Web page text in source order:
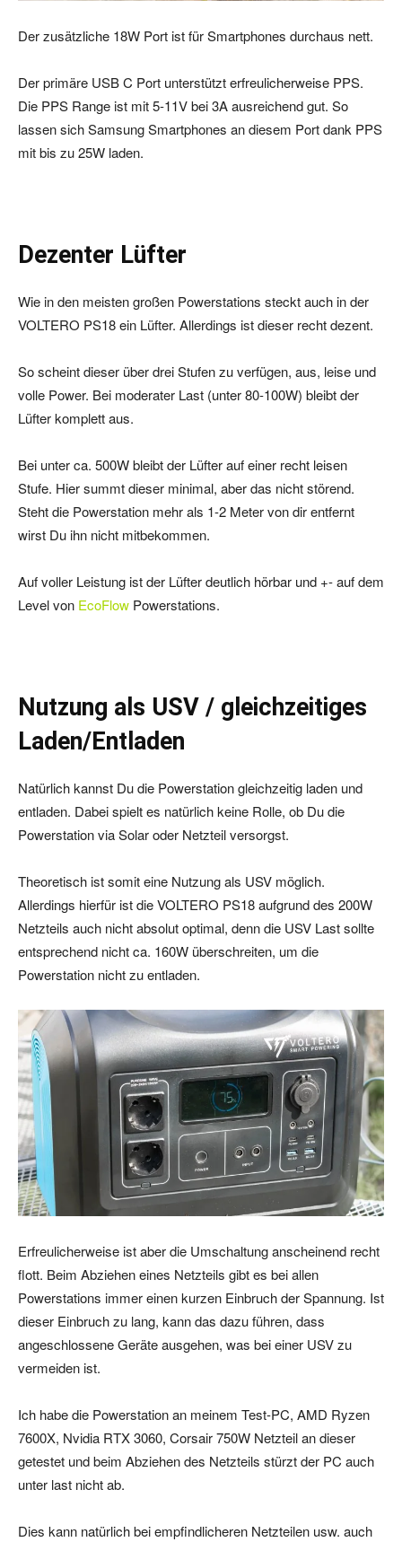
Der zusätzliche 18W Port ist für Smartphones durchaus nett.
Der primäre USB C Port unterstützt erfreulicherweise PPS.
Die PPS Range ist mit 5-11V bei 3A ausreichend gut. So
lassen sich Samsung Smartphones an diesem Port dank PPS
mit bis zu 25W laden.
Dezenter Lüfter
Wie in den meisten großen Powerstations steckt auch in der
VOLTERO PS18 ein Lüfter. Allerdings ist dieser recht dezent.
So scheint dieser über drei Stufen zu verfügen, aus, leise und
volle Power. Bei moderater Last (unter 80-100W) bleibt der
Lüfter komplett aus.
Bei unter ca. 500W bleibt der Lüfter auf einer recht leisen
Stufe. Hier summt dieser minimal, aber das nicht störend.
Steht die Powerstation mehr als 1-2 Meter von dir entfernt
wirst Du ihn nicht mitbekommen.
Auf voller Leistung ist der Lüfter deutlich hörbar und +- auf dem
Level von EcoFlow Powerstations.
Nutzung als USV / gleichzeitiges
Laden/Entladen
Natürlich kannst Du die Powerstation gleichzeitig laden und
entladen. Dabei spielt es natürlich keine Rolle, ob Du die
Powerstation via Solar oder Netzteil versorgst.
Theoretisch ist somit eine Nutzung als USV möglich.
Allerdings hierfür ist die VOLTERO PS18 aufgrund des 200W
Netzteils auch nicht absolut optimal, denn die USV Last sollte
entsprechend nicht ca. 160W überschreiten, um die
Powerstation nicht zu entladen.
Erfreulicherweise ist aber die Umschaltung anscheinend recht
flott. Beim Abziehen eines Netzteils gibt es bei allen
Powerstations immer einen kurzen Einbruch der Spannung. Ist
dieser Einbruch zu lang, kann das dazu führen, dass
angeschlossene Geräte ausgehen, was bei einer USV zu
vermeiden ist.
Ich habe die Powerstation an meinem Test-PC, AMD Ryzen
7600X, Nvidia RTX 3060, Corsair 750W Netzteil an dieser
getestet und beim Abziehen des Netzteils stürzt der PC auch
unter last nicht ab.
Dies kann natürlich bei empfindlicheren Netzteilen usw. auch